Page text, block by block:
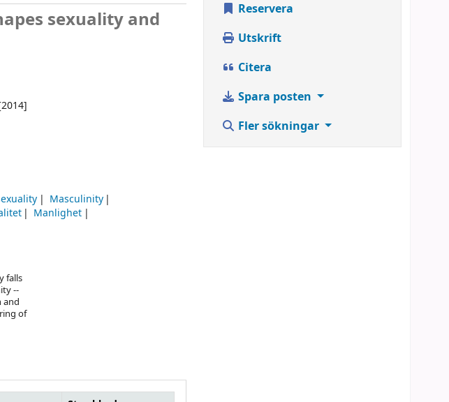
sexuality and
Masculinity
Manlighet
falls
--
and
of
Reservera
Utskrift
Citera
Spara posten
Fler sökningar